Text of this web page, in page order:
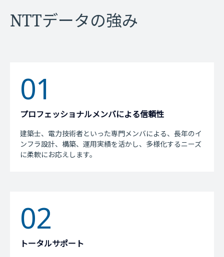
NTTデータの強み
01
プロフェッショナルメンバによる信頼性
建築士、電力技術者といった専門メンバによる、長年のイ
ンフラ設計、構築、運用実績を活かし、多様化するニーズ
に柔軟にお応えします。
02
トータルサポート